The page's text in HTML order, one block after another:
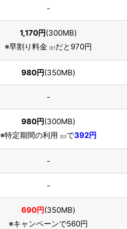
-
1,170円(300MB)
※早割り料金 注1 だと970円
980円(350MB)
-
980円(300MB)
※特定期間の利用 注2で392円
-
-
690円(350MB)
※キャンペーンで560円